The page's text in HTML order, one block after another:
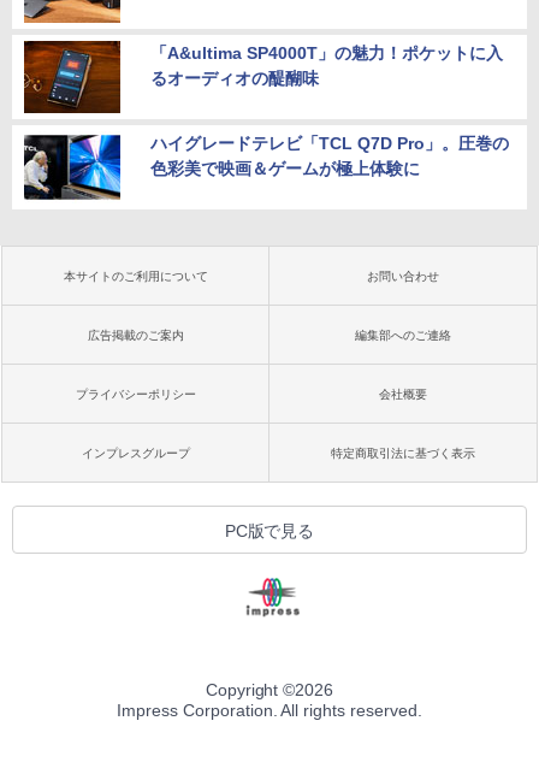
「A&ultima SP4000T」の魅力！ポケットに入
るオーディオの醍醐味
ハイグレードテレビ「TCL Q7D Pro」。圧巻の
色彩美で映画＆ゲームが極上体験に
本サイトのご利用について お問い合わせ
広告掲載のご案内 編集部へのご連絡
プライバシーポリシー 会社概要
インプレスグループ 特定商取引法に基づく表示
PC版で見る
Copyright ©2026
Impress Corporation. All rights reserved.